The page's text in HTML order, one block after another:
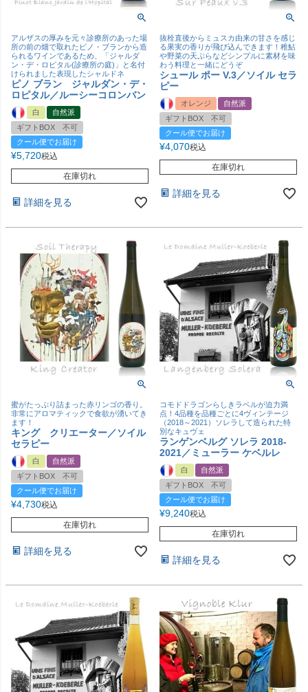
アルザスの厚みを元々診療所のあった場
所の前の畑で取れたピノ・ブランから造
られるワインであるため、「ジャルダ
ン・デ・ロピタル(診療所の庭)」と名付
けられました表現したシャルドネ
ピノ ブラン ジャルダン・デ・
ロピタル／ルーシーコロンバン
白
自然派
ギフトBOX 不可
クール便でお届け
¥5,720税込
在庫切れ
詳細を見る
抜栓直後からミュスカ由来の甘さを感じ
る果実の香りが飛び込んできます！稚鮎
や野菜の天ぷらなどシンプルに素材を味
わう料理と一緒にどうぞ
シュール ポー V.3／ソイル セラ
ピー
オレンジ
自然派
ギフトBOX 不可
クール便でお届け
¥4,070税込
在庫切れ
詳細を見る
蜜がたっぷり詰まった赤リンゴの香り。
非常にアロマティックで食欲が湧いてき
ます！
キング クリエーター／ソイル
セラピー
白
自然派
ギフトBOX 不可
クール便でお届け
¥4,730税込
在庫切れ
詳細を見る
コモドドラゴンらしきラベルが迫力満
点！4品種を品種ごとに4ヴィンテージ
（2018～2021）ソレラして造られた特
別なキュヴェ
ランゲンベルグ ソレラ 2018-
2021／ミューラー ケベルレ
白
自然派
ギフトBOX 不可
クール便でお届け
¥9,240税込
在庫切れ
詳細を見る